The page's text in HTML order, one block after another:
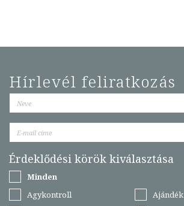
Hírlevél feliratkozás
Érdeklődési körök kiválasztása
Minden
Agykontroll
Ajándék